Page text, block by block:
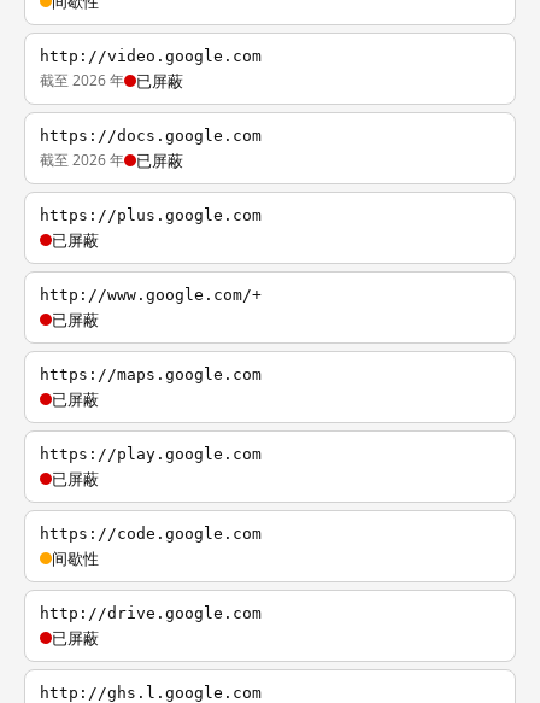
http://video.google.com
截至 2026 年 已屏蔽
https://docs.google.com
截至 2026 年 已屏蔽
https://plus.google.com
已屏蔽
http://www.google.com/+
已屏蔽
https://maps.google.com
已屏蔽
https://play.google.com
已屏蔽
https://code.google.com
间歇性
http://drive.google.com
已屏蔽
http://ghs.l.google.com